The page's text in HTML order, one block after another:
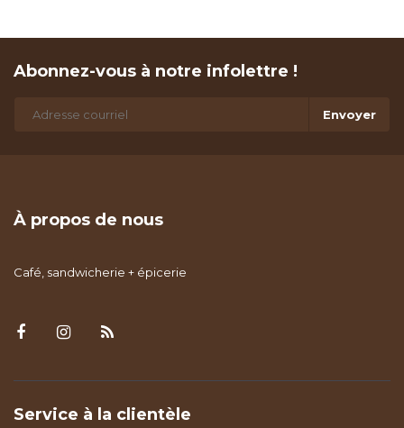
Abonnez-vous à notre infolettre !
Envoyer
À propos de nous
Café, sandwicherie + épicerie
Service à la clientèle